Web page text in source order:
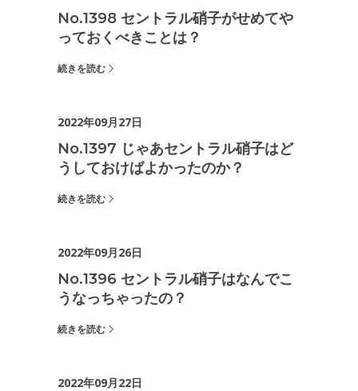
No.1398 セントラル硝子がせめてや
っておくべきことは？
続きを読む
2022年09月27日
No.1397 じゃあセントラル硝子はど
うしておけばよかったのか？
続きを読む
2022年09月26日
No.1396 セントラル硝子はなんでこ
うなっちゃったの？
続きを読む
2022年09月22日